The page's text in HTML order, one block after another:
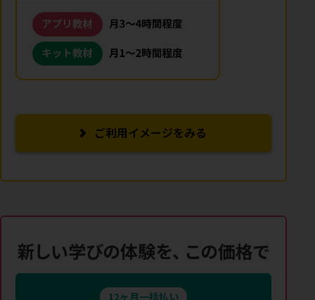
ご利用イメージをみる
新しい学びの体験を、 この価格で
12ヶ月一括払い